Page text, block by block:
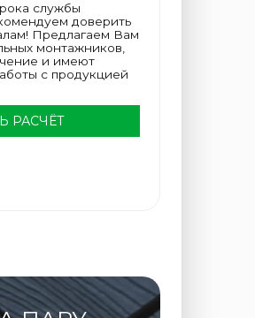
службы
доверить
Предлагаем Вам
монтажников,
и имеют
с продукцией
РАСЧЁТ